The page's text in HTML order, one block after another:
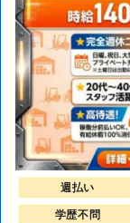
週払い
学歴不問